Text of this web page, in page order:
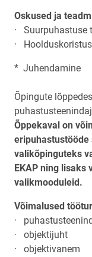
Oskused ja
· Suurpuhastuse
·
* Juhendamine
Õpingute
Õppekaval on
valikõpinguteks
EKAP ning lisaks
valikmooduleid.
Võimalused
·
· objektijuht
· objektivanem